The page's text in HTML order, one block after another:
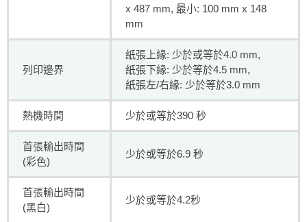
x 487 mm, 最小: 100 mm x 148
mm
列印邊界
紙張上緣: 少於或等於4.0 mm,
紙張下緣: 少於等於4.5 mm,
紙張左/右緣: 少於等於3.0 mm
熱機時間 少於或等於390 秒
首張輸出時間
(彩色)
少於或等於6.9 秒
首張輸出時間
(黑白)
少於或等於4.2秒